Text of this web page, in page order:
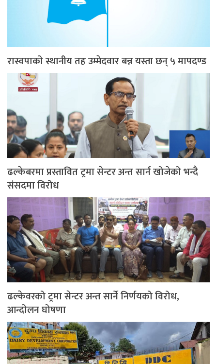
रास्वपाको स्थानीय तह उम्मेदवार बन्न यस्ता छन् ५ मापदण्ड
ढल्केबरमा प्रस्तावित ट्रमा सेन्टर अन्त सार्न खोजेको भन्दै
संसदमा विरोध
ढल्केवरको ट्रमा सेन्टर अन्त सार्ने निर्णयको विरोध,
आन्दोलन घोषणा